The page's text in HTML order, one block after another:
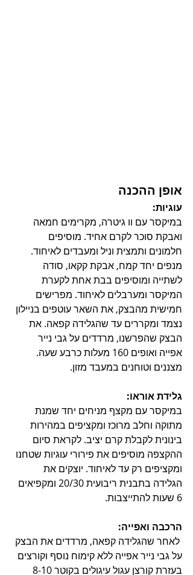
אופן ההכנה
עוגיות:
במיקסר עם וו גיטרה, מקרימים חמאה
ואבקת סוכר לקרם אחיד. מוסיפים
חלמונים ותמצית וניל ומעבדים לאיחוד.
מנפים יחד קמח, אבקת קקאו, סודה
לשתייה ומוסיפים בבת אחת לקערת
המיקסר ומערבלים לאיחוד. מפרישים
חמישית מהבצק, את השאר עוטפים בניילון
נצמד ומקררים עד שהגלידה קפאה. את
הבצק שהפרשנו, מרדדים על גבי נייר
אפייה ואופים 160 מעלות כרבע שעה.
מצננים וטוחנים במעבד מזון.
גלידת אוראו:
במיקסר עם מקצף מניחים יחד שמנת
מתוקה וחלב מרוכז ומקציפים במהירות
בינונית לקבלת קרם יציב. לקראת סיום
ההקצפה מוסיפים את פירורי עוגיות שטחנו
ומקציפים רק עד לאיחוד. יוצקים את
הגלידה בתבנית ריבועית 20/30 ומקפיאים
6 שעות להתייצבות.
הרכבה ואפייה:
לאחר שהגלידה קפאה, מרדדים את הבצק
על גבי נייר אפייה ללא קימוח נוסף וקורצים